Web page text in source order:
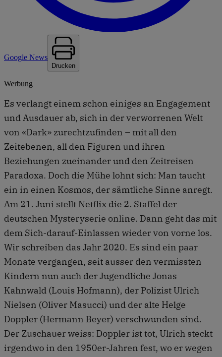
Google News
Drucken
Werbung
Es verlangt einem schon einiges an Engagement
und Ausdauer ab, sich in der verworrenen Welt
von «Dark» zurechtzufinden – mit all den
Zeitebenen, all den Figuren und ihren
Beziehungen zueinander und den Zeitreisen
Paradoxa. Doch die Mühe lohnt sich: Man taucht
ein in einen Kosmos, der sämtliche Sinne anregt.
Am 21. Juni stellt Netflix die 2. Staffel der
deutschen Mysteryserie online. Dann geht das mit
dem Sich-darauf-Einlassen wieder von vorne los.
Wir schreiben das Jahr 2020. Es sind ein paar
Monate vergangen, seit ausser den vermissten
Kindern nun auch der Jugendliche Jonas
Kahnwald (Louis Hofmann), der Polizist Ulrich
Nielsen (Oliver Masucci) und der alte Helge
Doppler (Hermann Beyer) verschwunden sind.
Der Zuschauer weiss: Doppler ist tot, Ulrich steckt
irgendwo in den 1950er-Jahren fest, wo er wegen